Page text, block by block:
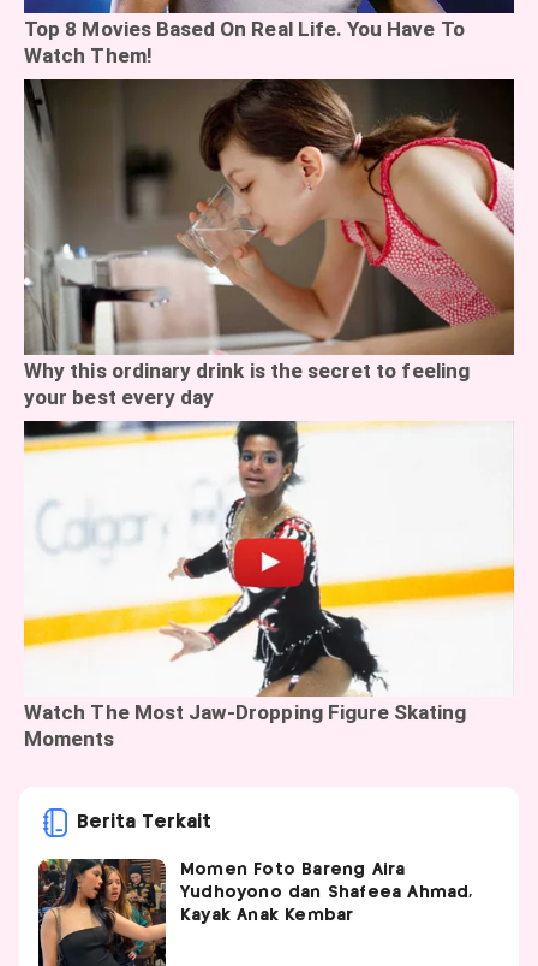
Berita Terkait
Momen Foto Bareng Aira
Yudhoyono dan Shafeea Ahmad,
Kayak Anak Kembar